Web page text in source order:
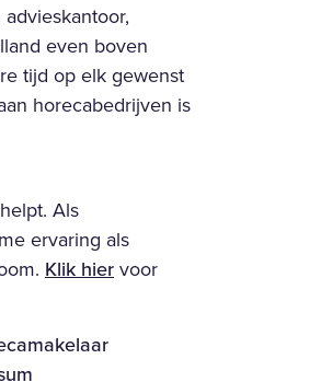
even boven
tijd op elk gewenst
horecabedrijven is
Als
ervaring als
Klik hiervoor